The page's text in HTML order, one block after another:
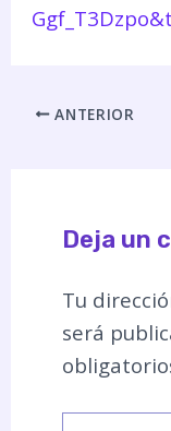
ANTERIOR
Deja un
Tu
será